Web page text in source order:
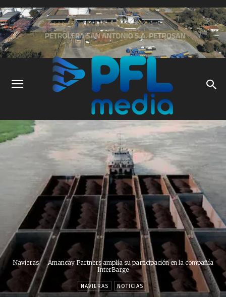
Navieras
Amancay Partners amplía su participación en la compañía
InterBarge
NAVIERAS NOTICIAS